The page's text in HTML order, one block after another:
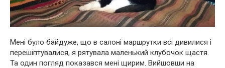
Мені було байдуже, що в салоні маршрутки всі дивилися і
перешіптувалися, я рятувала маленький клубочок щастя.
Та один погляд показався мені щирим. Вийшовши на